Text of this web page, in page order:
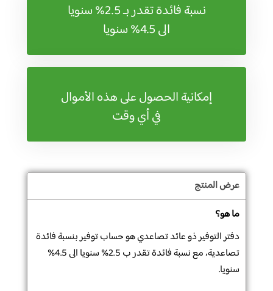
نسبة فائدة تقدر بـ 2.5% سنويا
الى 4.5% سنويا
إمكانية الحصول على هذه الأموال
في أي وقت
عرض المنتج
ما هو؟
دفتر التوفير ذو عائد تصاعدي هو حساب توفير بنسبة فائدة
تصاعدية،مع
نسبة فائدة تقدر ب 2.5% سنويا الى 4.5%
سنويا.